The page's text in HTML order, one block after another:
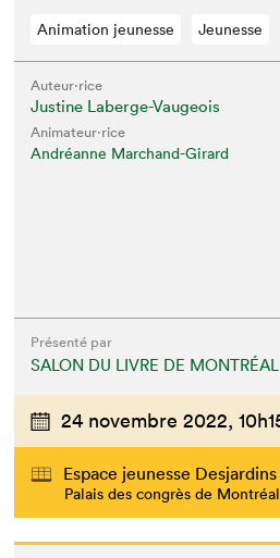
Animation jeunesse Jeunesse
Auteur·rice
Justine Laberge-Vaugeois
Animateur⋅rice
Andréanne Marchand-Girard
Présenté par
SALON DU LIVRE DE MONTRÉAL
24 novembre 2022,
Espace jeunesse Desjardins
Palais des congrès de Montréal